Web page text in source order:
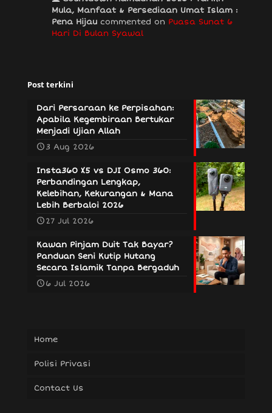
Mula, Manfaat & Persediaan Umat Islam :
Pena Hijau commented on Puasa Sunat 6
Hari Di Bulan Syawal
Post terkini
Dari Persaraan ke Perpisahan:
Apabila Kegembiraan Bertukar
Menjadi Ujian Allah
3 Aug 2026
Insta360 X5 vs DJI Osmo 360:
Perbandingan Lengkap,
Kelebihan, Kekurangan & Mana
Lebih Berbaloi 2026
27 Jul 2026
Kawan Pinjam Duit Tak Bayar?
Panduan Seni Kutip Hutang
Secara Islamik Tanpa Bergaduh
6 Jul 2026
Home
Polisi Privasi
Contact Us